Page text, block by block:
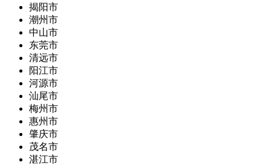
揭阳市
潮州市
中山市
东莞市
清远市
阳江市
河源市
汕尾市
梅州市
惠州市
肇庆市
茂名市
湛江市